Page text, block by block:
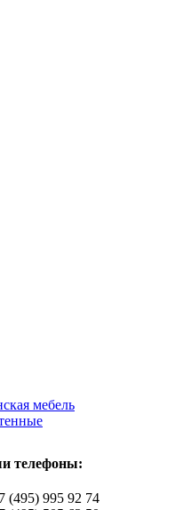
мебель
телефоны:
(495) 995 92 74